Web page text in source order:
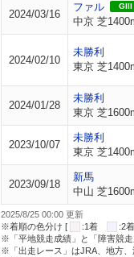
2024/03/16
ファル GIII
中京 芝
2024/02/10
未勝利
東京 芝
2024/01/28
未勝利
東京 芝
2023/10/07
未勝利
東京 芝
2023/09/18
新馬
中山 芝
2025/8/25 00:00 更新
※着順の色分け [
:1着 :2
※「平地競走成績」と「障害競走
※「出走レース」はJRA、地方、